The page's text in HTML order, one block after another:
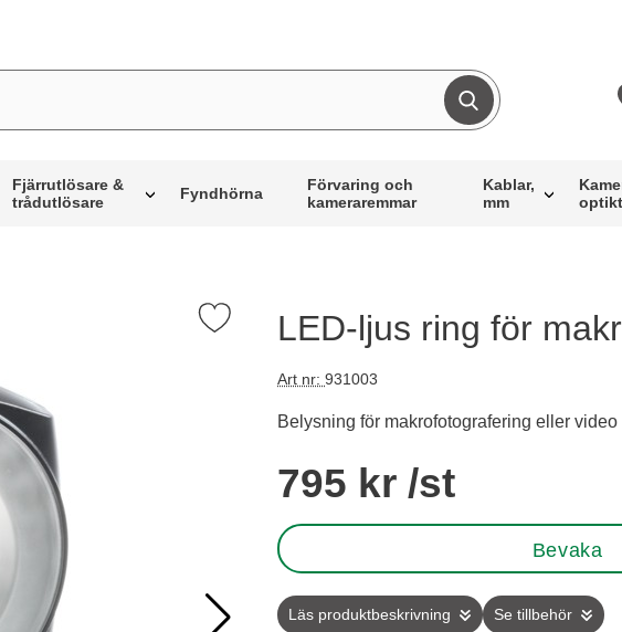
Genomför
Fjärrutlösare &
trådutlösare
Fyndhörna
Förvaring och
kameraremmar
Kablar,
mm
Markera lED-ljus ring för makrofoto/video som favorit
LED-ljus ring för
Art nr: 931003
Belysning för makrofotografering eller video
pris
795 kr /st
Bevaka
Läs produktbeskrivning Se tillbehör